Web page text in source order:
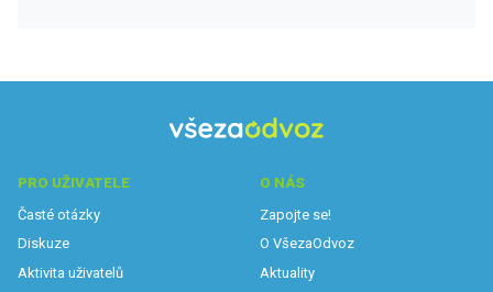
PRO UŽIVATELE
Časté otázky
Diskuze
Aktivita uživatelů
O NÁS
Zapojte se!
O VšezaOdvoz
Aktuality